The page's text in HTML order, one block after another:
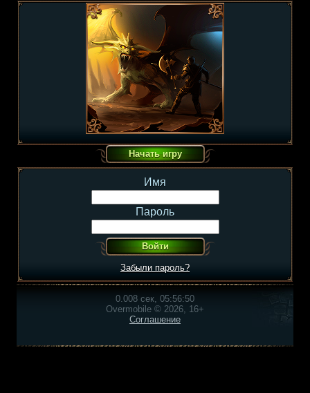
Имя
Пароль
Забыли пароль?
0.008 сек, 05:56:50
Overmobile © 2026, 16+
Соглашение